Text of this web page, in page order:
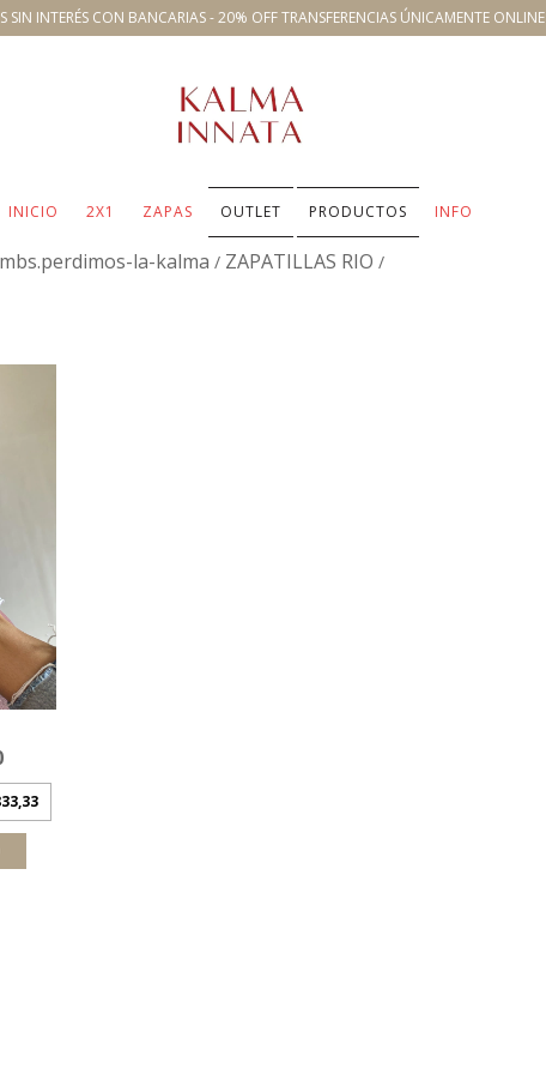
SIN INTERÉS CON BANCARIAS - 20% OFF TRANSFERENCIAS ÚNICAMENTE ONLINE
INICIO 2X1 ZAPAS OUTLET PRODUCTOS INFO
la-kalma / ZAPATILLAS RIO /